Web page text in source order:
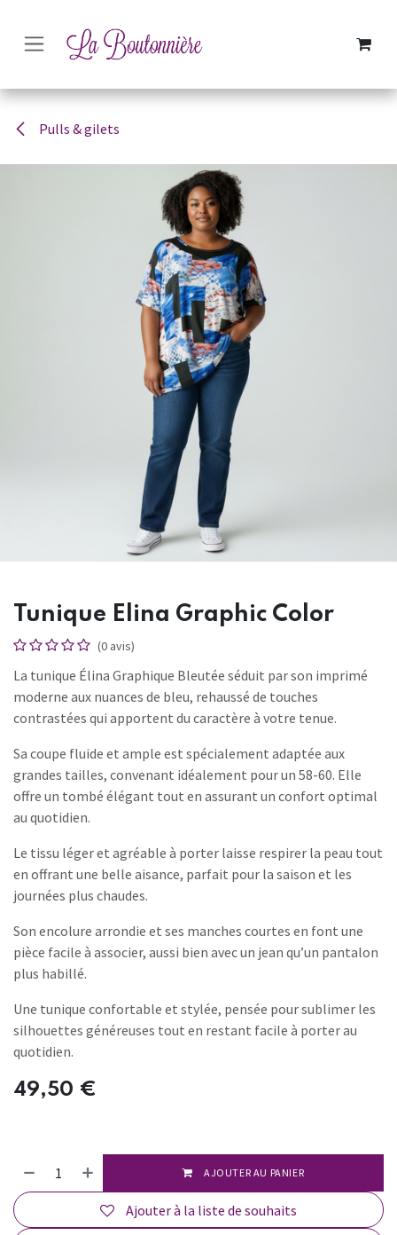
Pulls & gilets
Tunique Elina Graphic Color
(0 avis)
La tunique Élina Graphique Bleutée séduit par son imprimé
moderne aux nuances de bleu, rehaussé de touches
contrastées qui apportent du caractère à votre tenue.
Sa coupe fluide et ample est spécialement adaptée aux
grandes tailles, convenant idéalement pour un 58-60. Elle
offre un tombé élégant tout en assurant un confort optimal
au quotidien.
Le tissu léger et agréable à porter laisse respirer la peau tout
en offrant une belle aisance, parfait pour la saison et les
journées plus chaudes.
Son encolure arrondie et ses manches courtes en font une
pièce facile à associer, aussi bien avec un jean qu’un pantalon
plus habillé.
Une tunique confortable et stylée, pensée pour sublimer les
silhouettes généreuses tout en restant facile à porter au
quotidien.
49,50 €
AJOUTER AU PANIER
Ajouter à la liste de souhaits